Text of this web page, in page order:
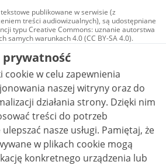
publikowane w serwisie (z
treści audiowizualnych), są udostępniane
typu Creative Commons: uznanie autorstwa
samych warunkach 4.0 (CC BY-SA 4.0).
audiowizualne, w tym zdjęcia, materiały
są udostępniane na licencji typu
Commons: uznanie autorstwa użycie
- bez utworów zależnych 4.0 (CC BY-
4.0), o ile nie jest to stwierdzone inaczej.
prywatność
cookie w celu zapewnienia
naszej witryny oraz do
działania strony. Dzięki nim
treści do potrzeb
nasze usługi. Pamiętaj, że
w plikach cookie mogą
konkretnego urządzenia lub